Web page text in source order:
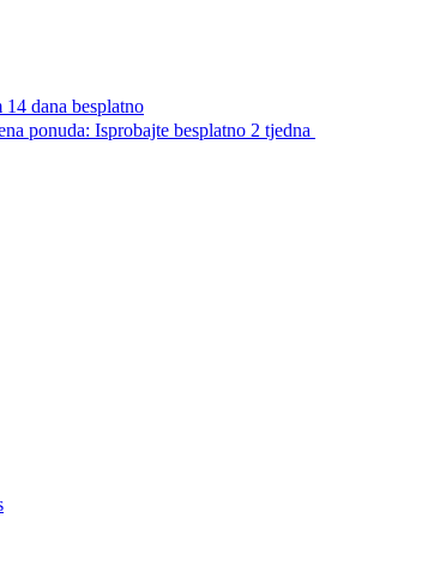
dana besplatno
ponuda: Isprobajte besplatno 2 tjedna